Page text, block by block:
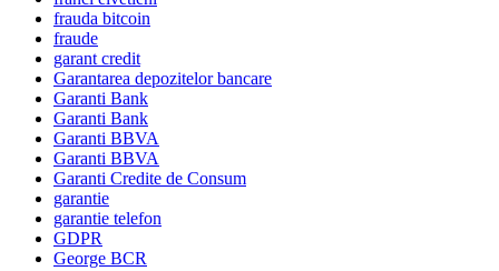
frauda bitcoin
fraude
garant credit
Garantarea depozitelor bancare
Garanti Bank
Garanti Bank
Garanti BBVA
Garanti BBVA
Garanti Credite de Consum
garantie
garantie telefon
GDPR
George BCR